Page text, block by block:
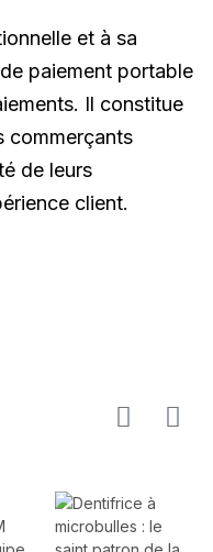
et à sa
paiement portable
Il constitue
commerçants
de leurs
client.